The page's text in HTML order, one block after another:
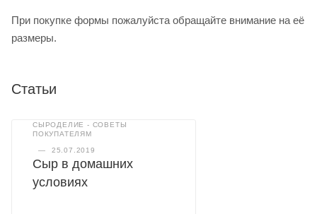
При покупке формы пожалуйста обращайте внимание на её
размеры.
Статьи
СЫРОДЕЛИЕ - СОВЕТЫ
ПОКУПАТЕЛЯМ
— 25.07.2019
Сыр в домашних
условиях